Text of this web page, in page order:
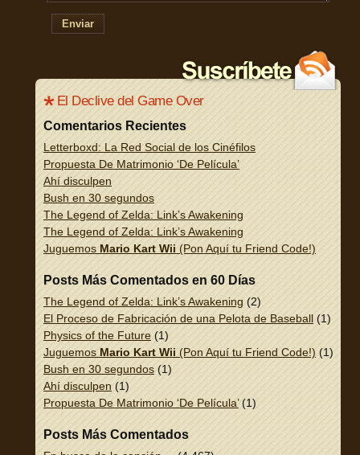
Enviar
El Declive del Game Over
Comentarios Recientes
Letterboxd: La Red Social de los Cinéfilos
Propuesta De Matrimonio ‘De Película’
Ahí disculpen
Bush en 30 segundos
The Legend of Zelda: Link’s Awakening
The Legend of Zelda: Link’s Awakening
Juguemos Mario Kart Wii (Pon Aquí tu Friend Code!)
Posts Más Comentados en 60 Días
The Legend of Zelda: Link’s Awakening (2)
El Proceso de Fabricación de una Pelota de Baseball (1)
Physics of the Future (1)
Juguemos Mario Kart Wii (Pon Aquí tu Friend Code!) (1)
Bush en 30 segundos (1)
Ahí disculpen (1)
Propuesta De Matrimonio ‘De Película’(1)
Posts Más Comentados